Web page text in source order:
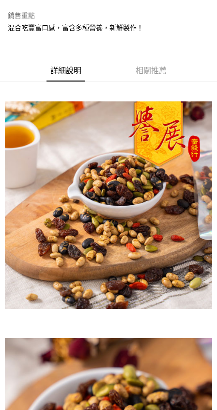
Google Pay
每筆NT$60，滿NT$799(含以上)免運費
付款後全家取貨
每筆NT$60，滿NT$799(含以上)免運費
每筆NT$60，滿NT$799(含以上)免運費
付款後7-11取貨
每筆NT$60，滿NT$799(含以上)免運費
宅配到家
每筆NT$150，滿NT$1,399(含以上)免運費
澎湖金門馬祖宅配到家
每筆NT$250
付款後門市自取
免運費
銷售重點
混合吃豐富口感，富含多種營養，新鮮製作！
詳細說明 相關推薦